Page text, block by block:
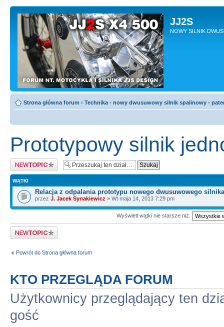
JJ2S
NOWY SILNIK
Strona główna forum ‹ Technika - nowy dwusuwowy silnik spalinowy -
Prototypowy silnik
Napisz wątek
WĄTKI
Relacja z odpalania prototypu nowego dwusuwowego silnika
przez J. Jacek Synakiewicz » Wt maja 14, 2013 7:29 pm
Wyświetl wątki nie starsze niż:
Napisz wątek
Powrót do Strona główna forum
KTO PRZEGLĄDA FORUM
Użytkownicy przeglądający ten
gość